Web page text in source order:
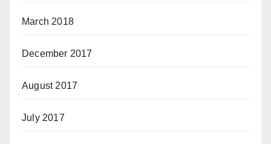
March 2018
December 2017
August 2017
July 2017